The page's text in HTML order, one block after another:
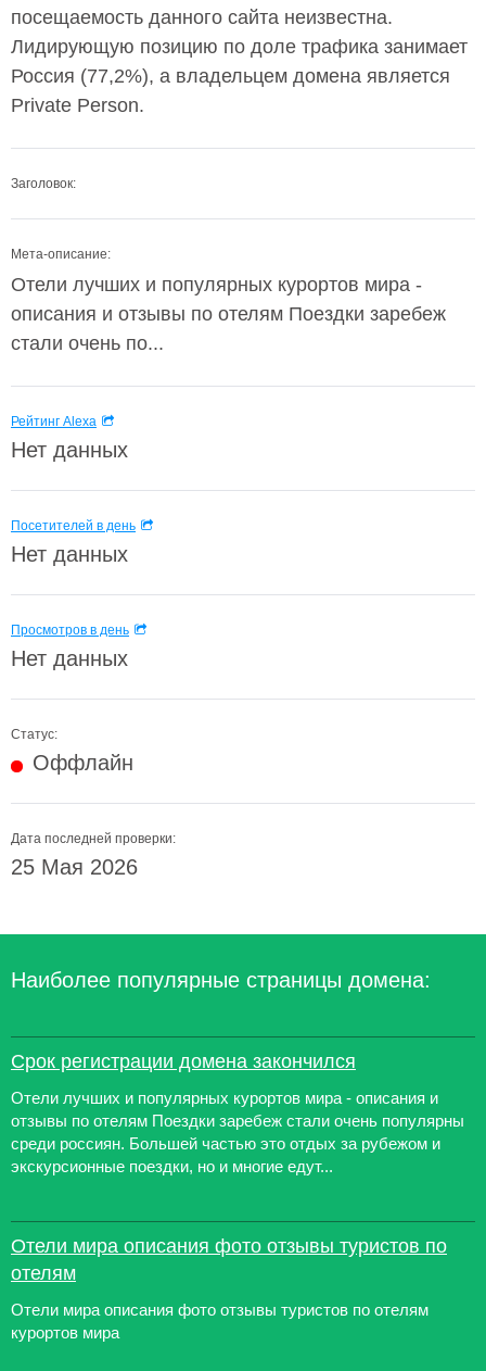
посещаемость данного сайта неизвестна.
Лидирующую позицию по доле трафика занимает
Россия (77,2%), а владельцем домена является
Private Person.
Заголовок:
Мета-описание:
Отели лучших и популярных курортов мира -
описания и отзывы по отелям Поездки заребеж
стали очень по...
Рейтинг Alexa
Нет данных
Посетителей в день
Нет данных
Просмотров в день
Нет данных
Статус:
Оффлайн
Дата последней проверки:
25 Мая 2026
Наиболее популярные страницы домена:
Срок регистрации домена закончился
Отели лучших и популярных курортов мира - описания и
отзывы по отелям Поездки заребеж стали очень популярны
среди россиян. Большей частью это отдых за рубежом и
экскурсионные поездки, но и многие едут...
Отели мира описания фото отзывы туристов по
отелям
Отели мира описания фото отзывы туристов по отелям
курортов мира